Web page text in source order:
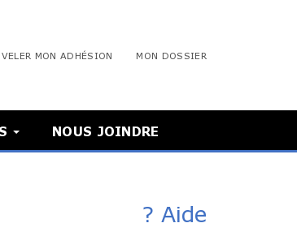
MON ADHÉSION MON DOSSIER
NOUS JOINDRE
? Aide